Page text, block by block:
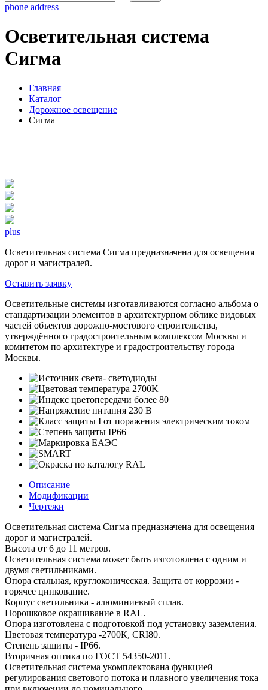
phone address
Осветительная система
Сигма
Главная
Каталог
Дорожное освещение
Сигма
plus
Осветительная система Сигма предназначена для освещения
дорог и магистралей.
Оставить заявку
Осветительные системы изготавливаются согласно альбома о
стандартизации элементов в архитектурном облике видовых
частей объектов дорожно-мостового строительства,
утверждённого градостроительным комплексом Москвы и
комитетом по архитектуре и градостроительству города
Москвы.
Описание
Модификации
Чертежи
Осветительная система Сигма предназначена для освещения
дорог и магистралей.
Высота от 6 до 11 метров.
Осветительная система может быть изготовлена с одним и
двумя светильниками.
Опора стальная, круглоконическая. Защита от коррозии -
горячее цинкование.
Корпус светильника - алюминиевый сплав.
Порошковое окрашивание в RAL.
Опора изготовлена с подготовкой под установку заземления.
Цветовая температура -2700К, CRI80.
Степень защиты - IP66.
Вторичная оптика по ГОСТ 54350-2011.
Осветительная система укомплектована функцией
регулирования светового потока и плавного увеличения тока